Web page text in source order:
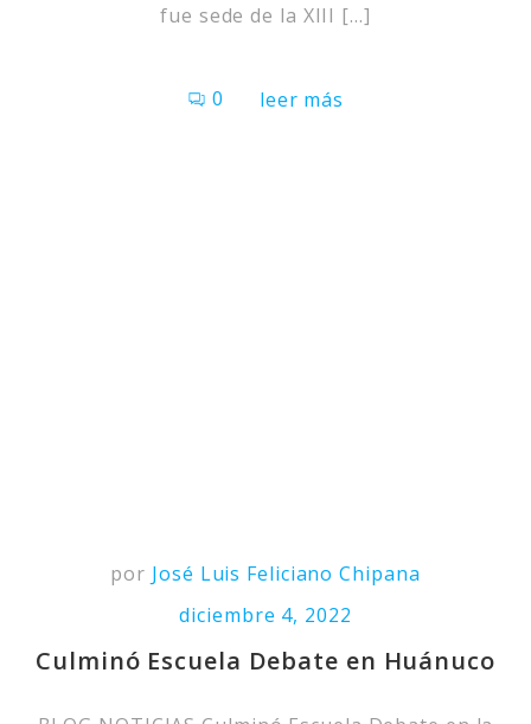
fue sede de la XIII […]
0 leer más
por José Luis Feliciano Chipana
diciembre 4, 2022
Culminó Escuela Debate en Huánuco